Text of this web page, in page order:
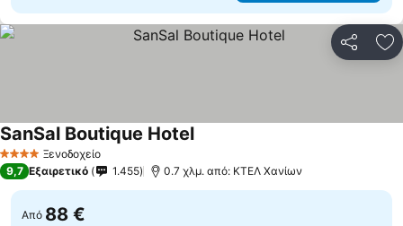
4 ΑστέριαΞενοδοχείο
SanSal Boutique HotelΕμφάνιση τιμών
9,7 Εξαιρετικό 1.455 0.7 χλμ. από: ΚΤΕΛ Χανίων
Από 88 €